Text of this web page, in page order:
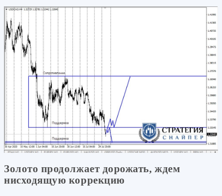
Золото продолжает дорожать, ждем
нисходящую коррекцию